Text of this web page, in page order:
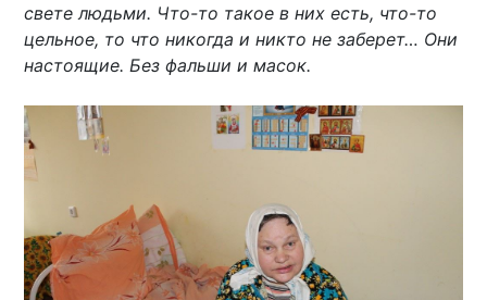
свете людьми. Что-то такое в них есть, что-то
цельное, то что никогда и никто не заберет… Они
настоящие. Без фальши и масок.